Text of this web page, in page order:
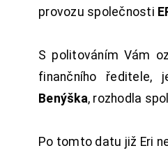
provozu společnosti
S politováním Vám
finančního ředitele,
Benýška, rozhodla
Po tomto datu již Eri